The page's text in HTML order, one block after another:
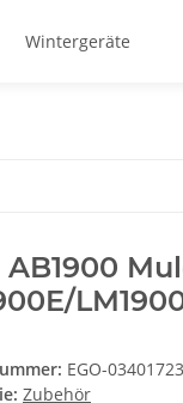
Wintergeräte
AB1900
EGO-
Zubehör